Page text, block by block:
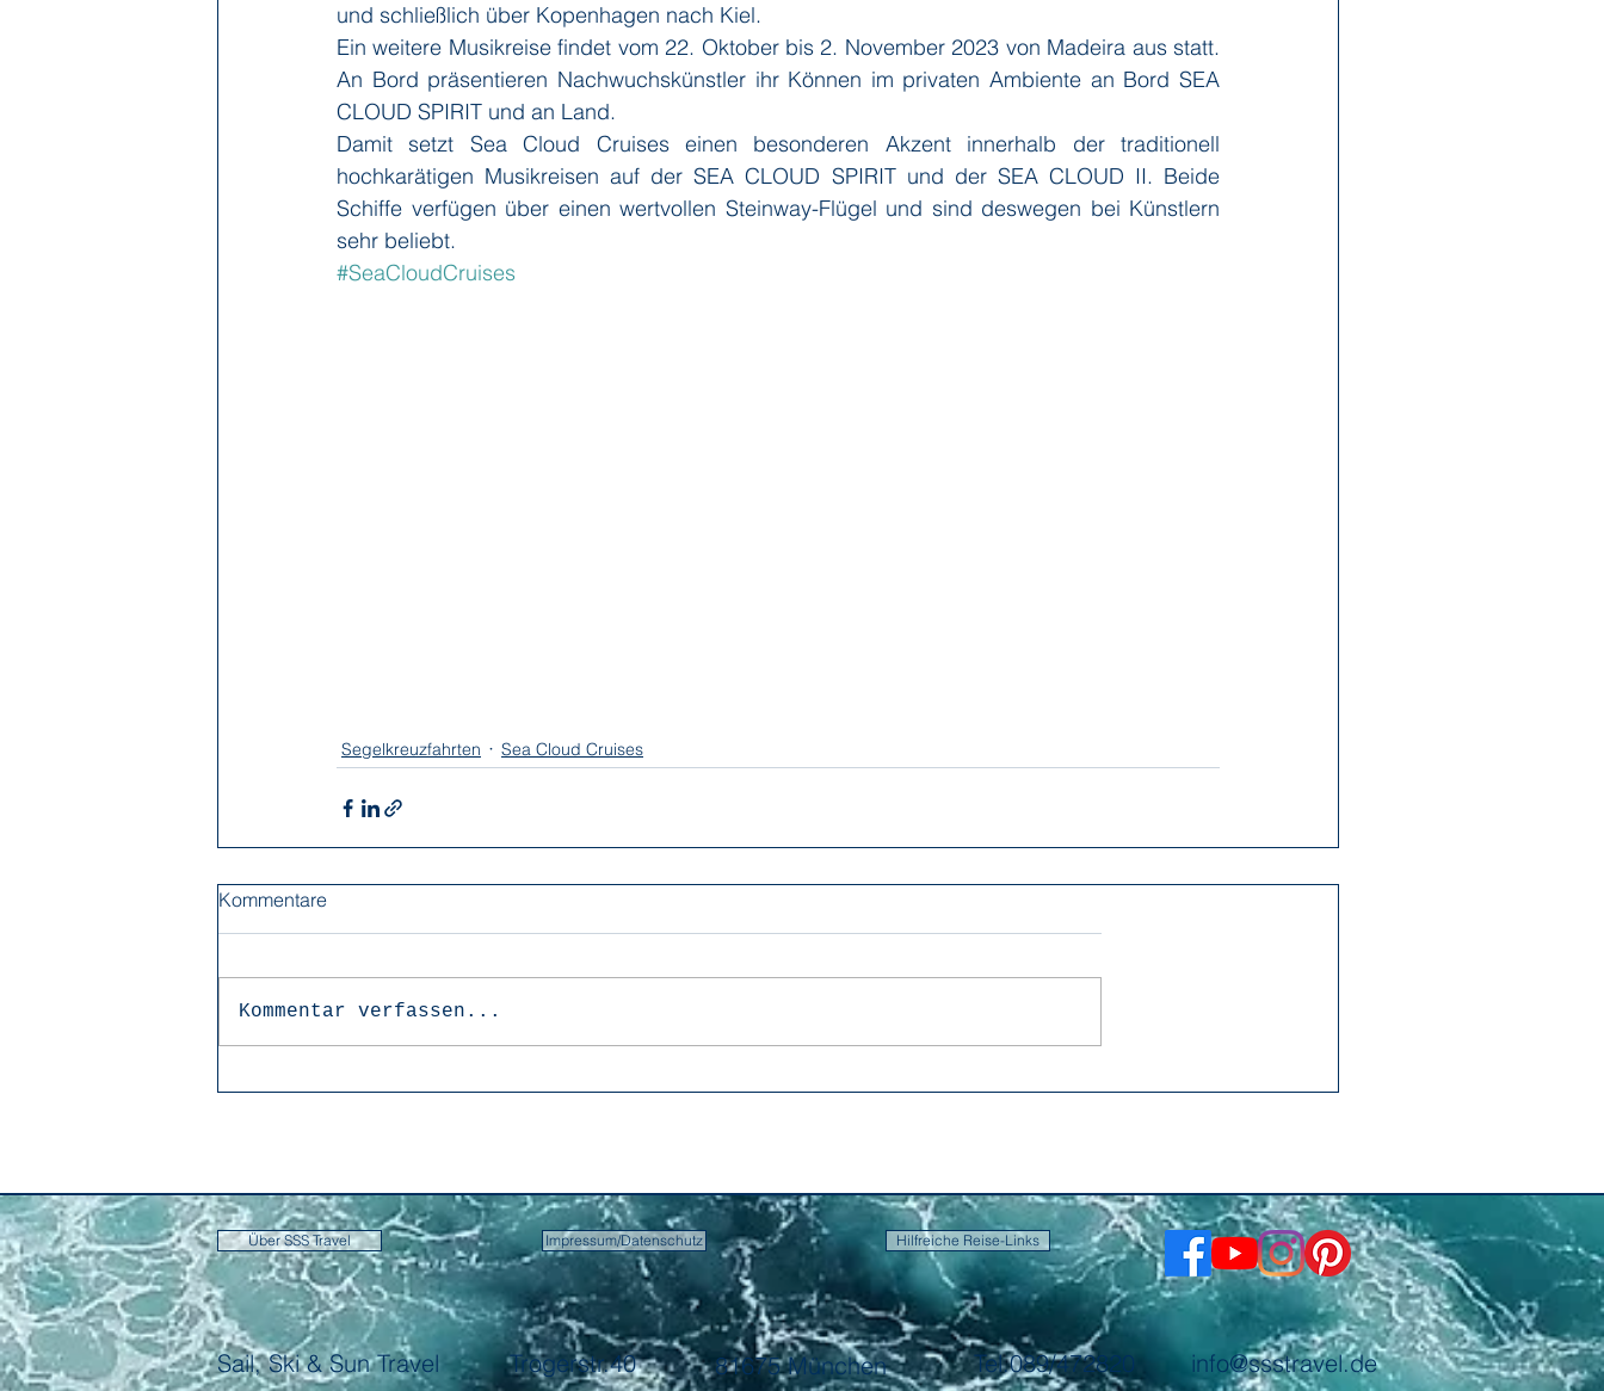
Sea Cloud Cruises SeaDream Yacht Club Silhouette Cruises Silversea Star Clippers Swan Hellenic
The Ritz-Carlton Yacht Collection
und schließlich über Kopenhagen nach Kiel.
Ein weitere Musikreise findet vom 22. Oktober bis 2. November 2023 von Madeira aus statt.
An Bord präsentieren Nachwuchskünstler ihr Können im privaten Ambiente an Bord SEA
CLOUD SPIRIT und an Land.
Damit setzt Sea Cloud Cruises einen besonderen Akzent innerhalb der traditionell
hochkarätigen Musikreisen auf der SEA CLOUD SPIRIT und der SEA CLOUD II. Beide
Schiffe verfügen über einen wertvollen Steinway-Flügel und sind deswegen bei Künstlern
sehr beliebt.
#SeaCloudCruises
Segelkreuzfahrten Sea Cloud Cruises
Kommentare
Kommentar verfassen...
Über SSS Travel Impressum/Datenschutz Hilfreiche Reise-Links
Sail, Ski & Sun Travel Trogerstr.40 81675 München Tel.089/472820 info@ssstravel.de